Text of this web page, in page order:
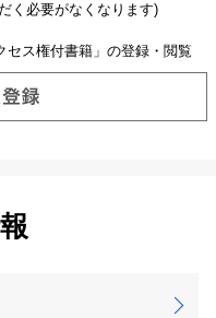
く必要がなくなります)
セス権付書籍」の登録・閲覧